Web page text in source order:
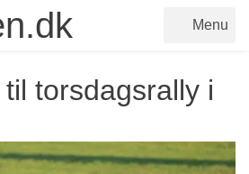
Menu
til torsdagsrally i